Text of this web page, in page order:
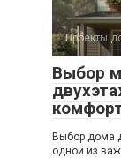
Проекты
Выбор
Выбор дома
одной из